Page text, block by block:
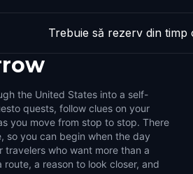
Trebuie să rezerv din
the United States into a self-
quests, follow clues on your
you move from stop to stop. There
so you can begin when the day
who want more than a
a reason to look closer, and
Use the game to notice
the details that are easy to miss
groups of friends, and solo
a compact set of walking
time in Broken Arrow into a walk